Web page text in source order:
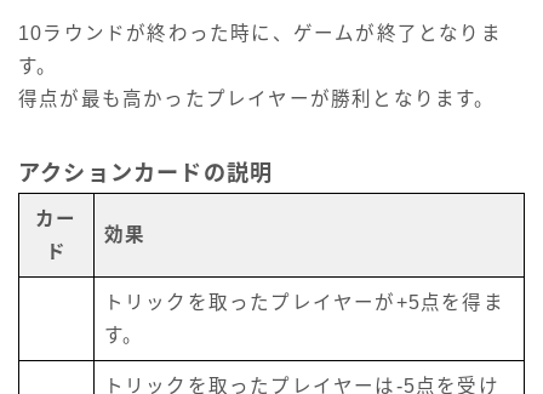
10ラウンドが終わった時に、ゲームが終了となりま
す。
得点が最も高かったプレイヤーが勝利となります。
アクションカードの説明
カー
ド
効果
トリックを取ったプレイヤーが+5点を得ま
す。
トリックを取ったプレイヤーは-5点を受け